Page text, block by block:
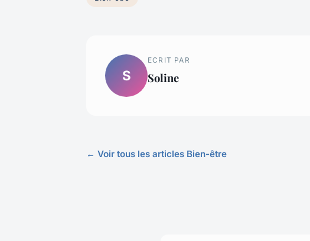
S
ECRIT PAR
Soline
← Voir tous les articles Bien-être